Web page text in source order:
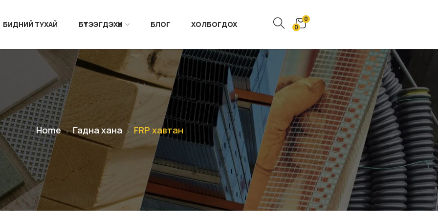
БИДНИЙ ТУХАЙ БҮТЭЭГДЭХҮҮН БЛОГ ХОЛБОГДОХ
0
0
Home Гадна хана FRP хавтан